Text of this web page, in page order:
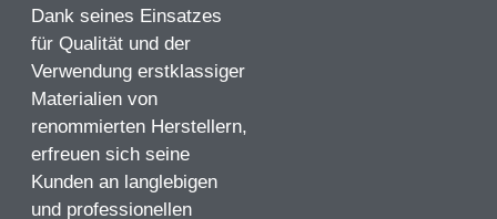
Dank seines Einsatzes
für Qualität und der
Verwendung erstklassiger
Materialien von
renommierten Herstellern,
erfreuen sich seine
Kunden an langlebigen
und professionellen